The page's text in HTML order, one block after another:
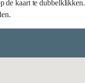
de kaart te dubbelklikken.